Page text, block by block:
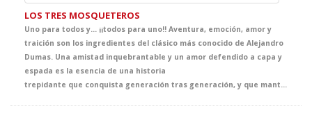
LOS TRES MOSQUETEROS
Uno para todos y... ¡¡todos para uno!! Aventura, emoción, amor y
traición son los ingredientes del clásico más conocido de Alejandro
Dumas. Una amistad inquebrantable y un amor defendido a capa y
espada es la esencia de una historia
trepidante que conquista generación tras generación, y que mantendrá a tus alumnos expectantes y en guardia durante todo el espectáculo. Acompaña a D'Artagnan y a sus tres inseparables amigos en la misión más audaz de la temporada, y disfruta con tus alumnos de la magia del teatro y de los clásicos más populares.